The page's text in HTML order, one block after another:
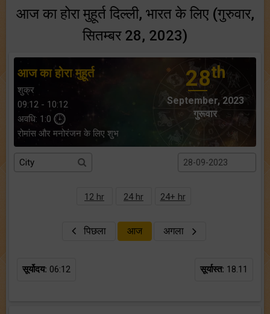
आज का होरा मुहूर्त दिल्ली, भारत के लिए (गुरुवार,
सितम्बर 28, 2023)
आज का होरा मुहूर्त
शुक्र
09:12 - 10:12
अवधि: 1:0
रोमांस और मनोरंजन के लिए शुभ
28th
September, 2023
गुरूवार
12 hr 24 hr 24+ hr
पिछला आज अगला
सूर्योदय: 06:12 सूर्यास्त: 18.11